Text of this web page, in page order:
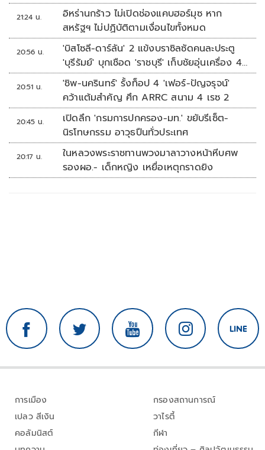
21:24 น.
อิหร่านกร้าว ไม่เปิดช่องแคบฮอร์มุซ หาก
สหรัฐฯ ไม่ปฏิบัติตามเงื่อนไขทั้งหมด
20:56 น.
'บิสโซลี-ดาร์ลัน' 2 แข้งบราซิลซัดคนละประตู
'บุรีรัมย์' บุกเชือด 'ราชบุรี' เก็บชัยอุ่นเครื่อง 4
นัดรวด
20:51 น.
'ชิพ-นครินทร์' รั้งท็อป 4 'เฟอร์-ปัญจรุจน์'
คว้าแต้มสำคัญ ศึก ARRC สนาม 4 เรซ 2
20:45 น.
เปิดลึก 'กรมการปกครอง-มท.' ขยับรีเซ็ต-
นิรโทษกรรม อาวุธปืนทั่วประเทศ
20:17 น.
ในหลวงพระราชทานพวงมาลาวางหน้าหีบศพ
รองผอ.- เด็กหญิง เหยื่อเหตุกราดยิง
การเมือง
เปลว สีเงิน
คอลัมนิสต์
กรองสถานการณ์
วาไรตี้
กีฬา